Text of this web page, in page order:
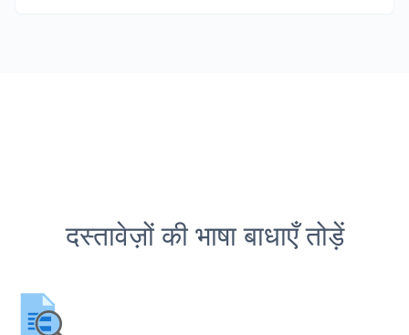
दस्तावेज़ों की भाषा बाधाएँ तोड़ें